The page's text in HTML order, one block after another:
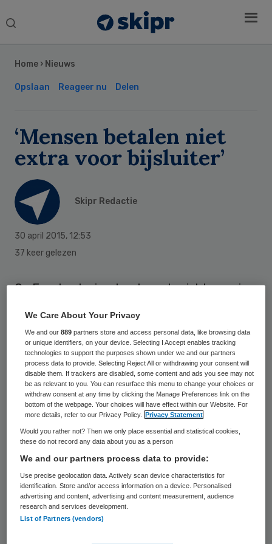
Search
Home › Nieuws
Opslaan Reageer nu Delen
‘Mensen betalen niet
extra voor bijsluiter’
Skipr Redactie
30 april 2015, 12:53
37 keer gelezen
Op Facebook circuleert een bericht waarin
zouden laten betalen voor een uitdraai van
de bijsluiter. Dat bericht is volgens de
apothekersorganisatie KNMP onjuist.
Mensen betalen niet extra voor een
bijsluiter. De KNMP wijst erop dat het
meegeven van schriftelijke informatie maar
een onderdeel is van de zorg die ze van de
apotheek ontvangen wanneer ze een
receptmedicijn meekrijgen.
Achter de schermen
Sidebar
We Care About Your Privacy
We and our889 partners store and access personal data, like browsing data
or unique identifiers, on your device. Selecting I Accept enables tracking
technologies to support the purposes shown under we and our partners
process data to provide. Selecting Reject All or withdrawing your consent will
disable them. If trackers are disabled, some content and ads you see may not
be as relevant to you. You can resurface this menu to change your choices or
withdraw consent at any time by clicking the Manage Preferences link on the
bottom of the webpage. Your choices will have effect within our Website. For
more details, refer to our Privacy Policy.
Privacy Statement
Would you rather not? Then we only place essential and statistical cookies,
these do not record any data about you as a person
We and our partners process data to provide:
Use precise geolocation data. Actively scan device characteristics for
identification. Store and/or access information on a device. Personalised
advertising and content, advertising and content measurement, audience
research and services development.
List of Partners (vendors)